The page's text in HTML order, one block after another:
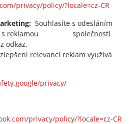
privacy/policy/?locale=cz-CR
Souhlasíte s odesláním
s reklamou společnosti
odkaz.
relevanci reklam využívá
privacy/
privacy/policy/?locale=cz-CR